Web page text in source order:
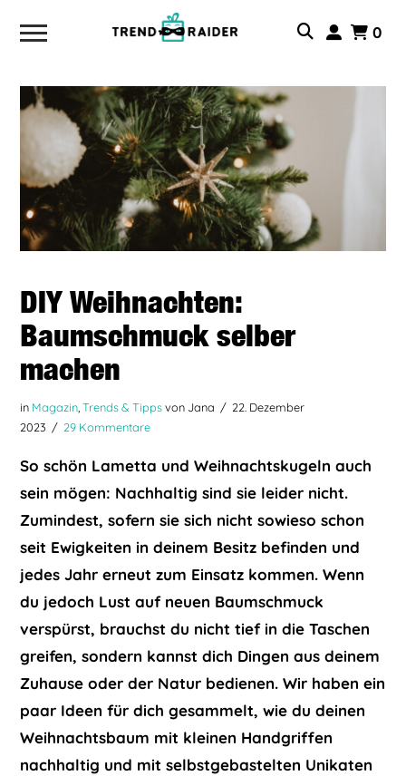
0
DIY Weihnachten:
Baumschmuck selber
machen
in Magazin ,Trends & Tippsvon Jana
22. Dezember
2023
29 Kommentare
So schön Lametta und Weihnachtskugeln auch
sein mögen: Nachhaltig sind sie leider nicht.
Zumindest, sofern sie sich nicht sowieso schon
seit Ewigkeiten in deinem Besitz befinden und
jedes Jahr erneut zum Einsatz kommen. Wenn
du jedoch Lust auf neuen Baumschmuck
verspürst, brauchst du nicht tief in die Taschen
greifen, sondern kannst dich Dingen aus deinem
Zuhause oder der Natur bedienen. Wir haben ein
paar Ideen für dich gesammelt, wie du deinen
Weihnachtsbaum mit kleinen Handgriffen
nachhaltig und mit selbstgebastelten Unikaten